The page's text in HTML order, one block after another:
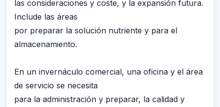
las consideraciones y coste, y la expansión futura.
Include las áreas
por preparar la solución nutriente y para el
almacenamiento.
En un invernáculo comercial, una oficina y el área
de servicio se necesita
para la administración y preparar, la calidad y